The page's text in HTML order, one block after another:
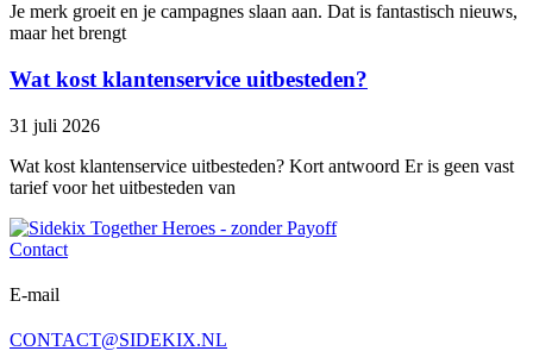
Je merk groeit en je campagnes slaan aan. Dat is fantastisch nieuws,
maar het brengt
Wat kost klantenservice uitbesteden?
31 juli 2026
Wat kost klantenservice uitbesteden? Kort antwoord Er is geen vast
tarief voor het uitbesteden van
Contact
E-mail
CONTACT@SIDEKIX.NL